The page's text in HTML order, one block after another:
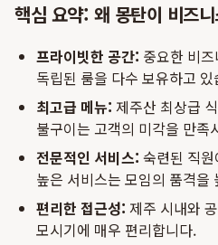
핵심 요약: 왜 몽탄이 비즈
프라이빗한 공간: 중요한 비
독립된 룸을 다수 보유하고
최고급 메뉴: 제주산 최상급
불구이는 고객의 미각을 만족
전문적인 서비스: 숙련된 직
높은 서비스는 모임의 품격을
편리한 접근성: 제주 시내와
모시기에 매우 편리합니다.